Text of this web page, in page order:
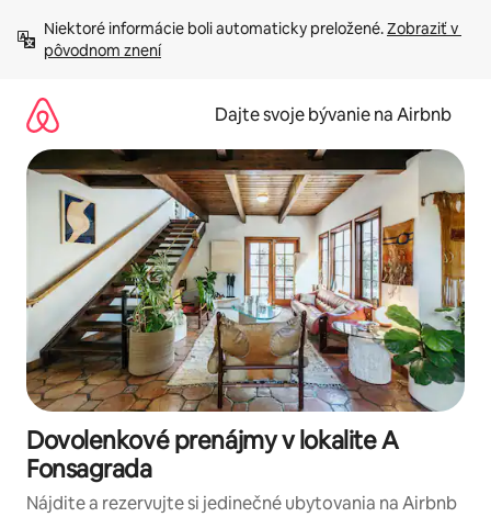
obsah.
Niektoré informácie boli automaticky preložené. Zobraziť v
pôvodnom znení
Dajte svoje bývanie na Airbnb
Dovolenkové prenájmy v lokalite A
Fonsagrada
Nájdite a rezervujte si jedinečné ubytovania na Airbnb